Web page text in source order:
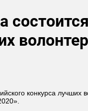
конкурса лучших